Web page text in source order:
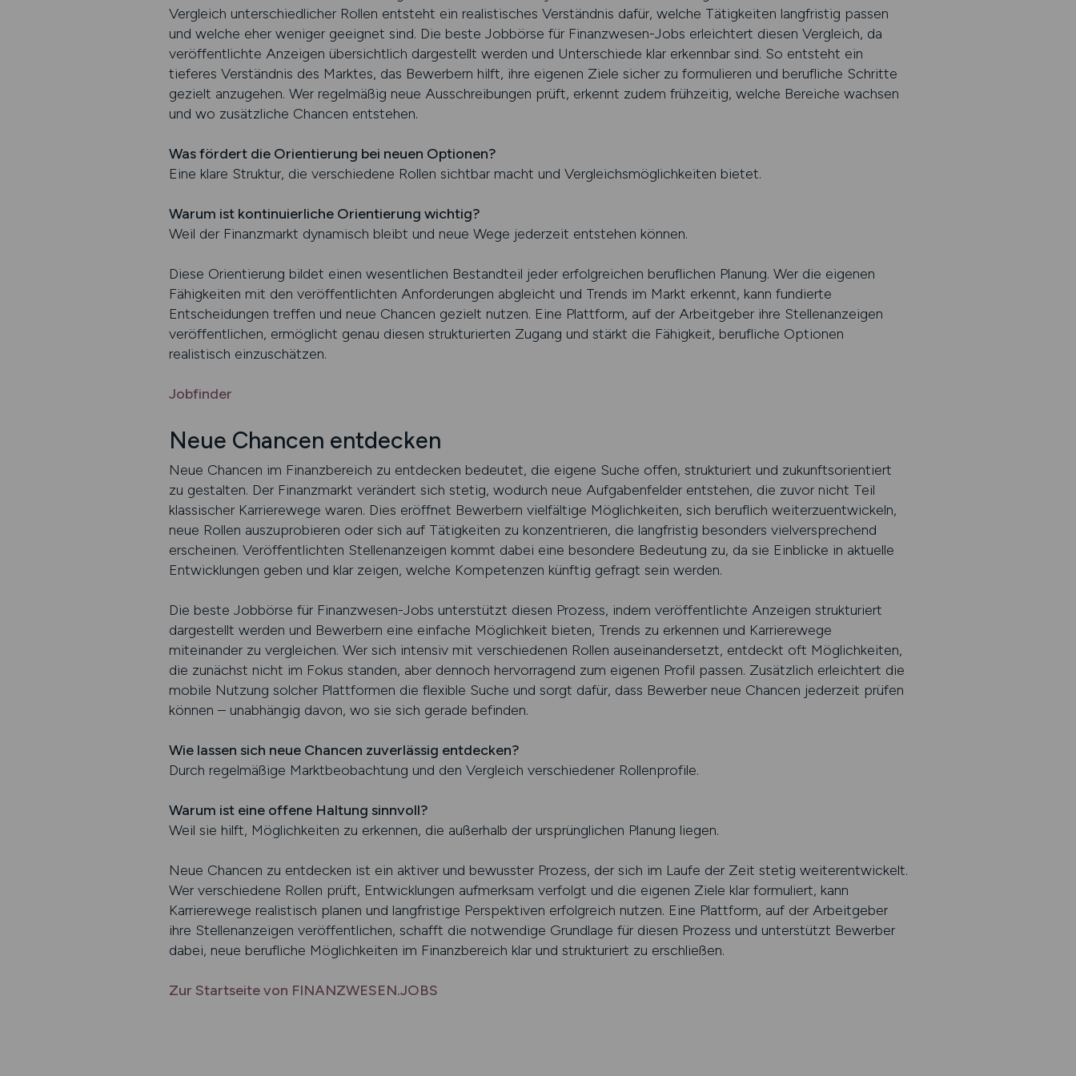
Vergleich unterschiedlicher Rollen entsteht ein realistisches Verständnis dafür, welche Tätigkeiten langfristig passen
und welche eher weniger geeignet sind. Die beste Jobbörse für Finanzwesen-Jobs erleichtert diesen Vergleich, da
veröffentlichte Anzeigen übersichtlich dargestellt werden und Unterschiede klar erkennbar sind. So entsteht ein
tieferes Verständnis des Marktes, das Bewerbern hilft, ihre eigenen Ziele sicher zu formulieren und berufliche Schritte
gezielt anzugehen. Wer regelmäßig neue Ausschreibungen prüft, erkennt zudem frühzeitig, welche Bereiche wachsen
und wo zusätzliche Chancen entstehen.
Was fördert die Orientierung bei neuen Optionen?
Eine klare Struktur, die verschiedene Rollen sichtbar macht und Vergleichsmöglichkeiten bietet.
Warum ist kontinuierliche Orientierung wichtig?
Weil der Finanzmarkt dynamisch bleibt und neue Wege jederzeit entstehen können.
Diese Orientierung bildet einen wesentlichen Bestandteil jeder erfolgreichen beruflichen Planung. Wer die eigenen
Fähigkeiten mit den veröffentlichten Anforderungen abgleicht und Trends im Markt erkennt, kann fundierte
Entscheidungen treffen und neue Chancen gezielt nutzen. Eine Plattform, auf der Arbeitgeber ihre Stellenanzeigen
veröffentlichen, ermöglicht genau diesen strukturierten Zugang und stärkt die Fähigkeit, berufliche Optionen
realistisch einzuschätzen.
Jobfinder
Neue Chancen entdecken
Neue Chancen im Finanzbereich zu entdecken bedeutet, die eigene Suche offen, strukturiert und zukunftsorientiert
zu gestalten. Der Finanzmarkt verändert sich stetig, wodurch neue Aufgabenfelder entstehen, die zuvor nicht Teil
klassischer Karrierewege waren. Dies eröffnet Bewerbern vielfältige Möglichkeiten, sich beruflich weiterzuentwickeln,
neue Rollen auszuprobieren oder sich auf Tätigkeiten zu konzentrieren, die langfristig besonders vielversprechend
erscheinen. Veröffentlichten Stellenanzeigen kommt dabei eine besondere Bedeutung zu, da sie Einblicke in aktuelle
Entwicklungen geben und klar zeigen, welche Kompetenzen künftig gefragt sein werden.
Die beste Jobbörse für Finanzwesen-Jobs unterstützt diesen Prozess, indem veröffentlichte Anzeigen strukturiert
dargestellt werden und Bewerbern eine einfache Möglichkeit bieten, Trends zu erkennen und Karrierewege
miteinander zu vergleichen. Wer sich intensiv mit verschiedenen Rollen auseinandersetzt, entdeckt oft Möglichkeiten,
die zunächst nicht im Fokus standen, aber dennoch hervorragend zum eigenen Profil passen. Zusätzlich erleichtert die
mobile Nutzung solcher Plattformen die flexible Suche und sorgt dafür, dass Bewerber neue Chancen jederzeit prüfen
können – unabhängig davon, wo sie sich gerade befinden.
Wie lassen sich neue Chancen zuverlässig entdecken?
Durch regelmäßige Marktbeobachtung und den Vergleich verschiedener Rollenprofile.
Warum ist eine offene Haltung sinnvoll?
Weil sie hilft, Möglichkeiten zu erkennen, die außerhalb der ursprünglichen Planung liegen.
Neue Chancen zu entdecken ist ein aktiver und bewusster Prozess, der sich im Laufe der Zeit stetig weiterentwickelt.
Wer verschiedene Rollen prüft, Entwicklungen aufmerksam verfolgt und die eigenen Ziele klar formuliert, kann
Karrierewege realistisch planen und langfristige Perspektiven erfolgreich nutzen. Eine Plattform, auf der Arbeitgeber
ihre Stellenanzeigen veröffentlichen, schafft die notwendige Grundlage für diesen Prozess und unterstützt Bewerber
dabei, neue berufliche Möglichkeiten im Finanzbereich klar und strukturiert zu erschließen.
Zur Startseite von FINANZWESEN.JOBS